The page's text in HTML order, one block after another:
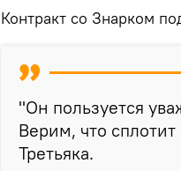
Контракт со Знарком
"Он пользуется
Верим, что
Третьяка.